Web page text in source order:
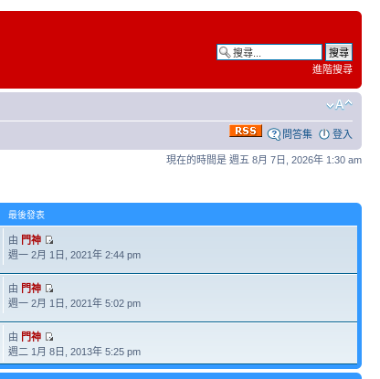
進階搜尋
問答集 登入
現在的時間是 週五 8月 7日, 2026年 1:30 am
最後發表
由 門神
週一 2月 1日, 2021年 2:44 pm
由 門神
週一 2月 1日, 2021年 5:02 pm
由 門神
週二 1月 8日, 2013年 5:25 pm